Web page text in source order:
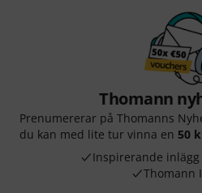
Thomann
Prenumererar på Thomanns
du kan med lite tur vinna en 50
Inspirerande inlägg
Thomann